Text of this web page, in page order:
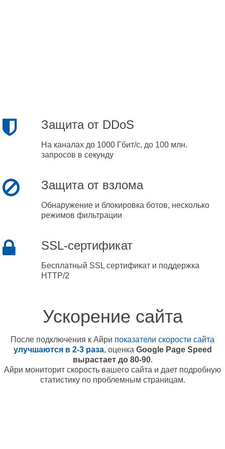
Защита от DDoS
На каналах до 1000 Гбит/с, до 100 млн.
запросов в секунду
Защита от взлома
Обнаружение и блокировка ботов, несколько
режимов фильтрации
SSL-сертификат
Бесплатный SSL сертификат и поддержка
HTTP/2
Ускорение сайта
После подключения к Айри показатели скорости сайта
улучшаются в 2-3 раза, оценка Google Page Speed
вырастает до 80-90.
Айри мониторит скорость вашего сайта и дает подробную
статистику по проблемным страницам.